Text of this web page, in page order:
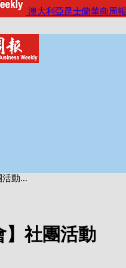
澳大利亞昆士蘭華商周報
活動...
】社團活動